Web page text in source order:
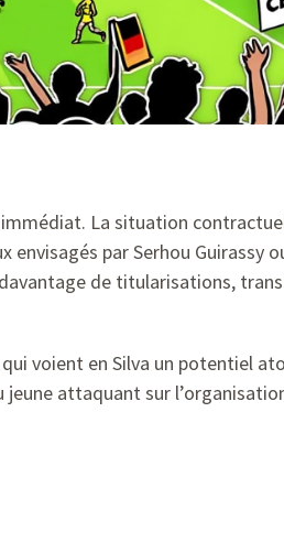
immédiat. La situation
par Serhou Guirassy
de titularisations,
qui voient en Silva un potentiel
attaquant sur